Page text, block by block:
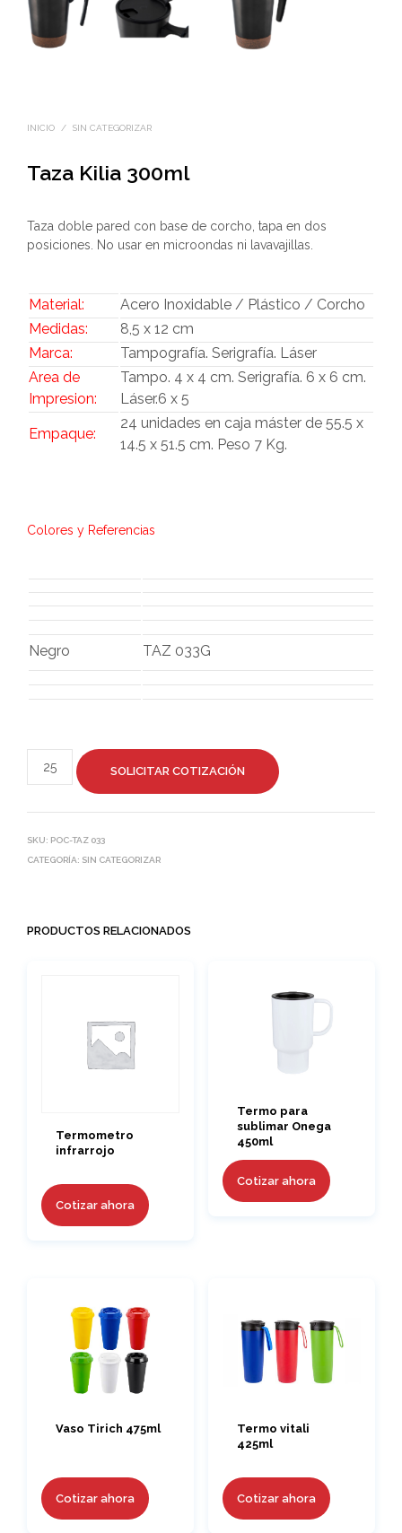
INICIO / SIN CATEGORIZAR
Taza Kilia 300ml
Taza doble pared con base de corcho, tapa en dos
posiciones. No usar en microondas ni lavavajillas.
Material:
Acero Inoxidable / Plástico / Corcho
Medidas:
8,5 x 12 cm
Marca:
Tampografía. Serigrafía. Láser
Area de
Impresion:
Tampo. 4 x 4 cm. Serigrafía. 6 x 6 cm.
Láser.6 x 5
Empaque:
24 unidades en caja máster de 55.5 x
14.5 x 51.5 cm. Peso 7 Kg.
Colores y Referencias
Negro TAZ 033G
SOLICITAR COTIZACIÓN
SKU: POC-TAZ 033
CATEGORÍA: SIN CATEGORIZAR
PRODUCTOS RELACIONADOS
Termometro
infrarrojo
Cotizar ahora
Termo para
sublimar Onega
450ml
Cotizar ahora
Vaso Tirich 475ml
Cotizar ahora
Termo vitali
425ml
Cotizar ahora